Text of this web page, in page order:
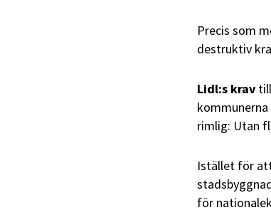
Precis som
destruktiv
Lidl:s krav
rimlig: Utan
Istället för
för